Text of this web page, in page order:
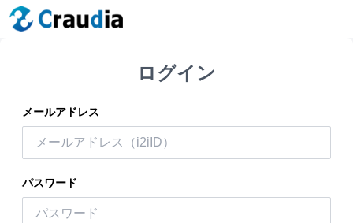
ログイン
メールアドレス
パスワード